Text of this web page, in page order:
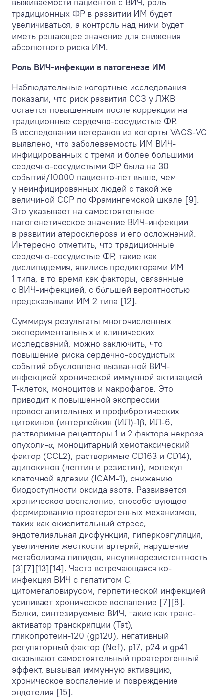
традиционных ФР в развитии ИМ будет
увеличиваться, а контроль над ними будет
иметь решающее значение для снижения
абсолютного риска ИМ.
Роль ВИЧ-инфекции в патогенезе ИМ
Наблюдательные когортные исследования
показали, что риск развития ССЗ у ЛЖВ
остается повышенным после коррекции на
традиционные сердечно-сосудистые ФР.
В исследовании ветеранов из когорты VACS-VC
выявлено, что заболеваемость ИМ ВИЧ-
инфицированных с тремя и более большими
сердечно-сосудистыми ФР была на 30
событий/10000 пациенто-лет выше, чем
у неинфицированных людей с такой же
величиной ССР по Фрамингемской шкале [9].
Это указывает на самостоятельное
патогенетическое значение ВИЧ-инфекции
в развитии атеросклероза и его осложнений.
Интересно отметить, что традиционные
сердечно-сосудистые ФР, такие как
дислипидемия, явились предикторами ИМ
1 типа, в то время как факторы, связанные
с ВИЧ-инфекцией, с бόльшей вероятностью
предсказывали ИМ 2 типа [12].
Суммируя результаты многочисленных
экспериментальных и клинических
исследований, можно заключить, что
повышение риска сердечно-сосудистых
событий обусловлено вызванной ВИЧ-
инфекцией хронической иммунной активацией
Т-клеток, моноцитов и макрофагов. Это
приводит к повышенной экспрессии
провоспалительных и профибротических
цитокинов (интерлейкин (ИЛ)-1β, ИЛ-6,
растворимые рецепторы 1 и 2 фактора некроза
опухоли-α, моноцитарный хемотаксический
фактор (CCL2), растворимые CD163 и CD14),
адипокинов (лептин и резистин), молекул
клеточной адгезии (ICAM-1), снижению
биодоступности оксида азота. Развивается
хроническое воспаление, способствующее
формированию проатерогенных механизмов,
таких как окислительный стресс,
эндотелиальная дисфункция, гиперкоагуляция,
увеличение жесткости артерий, нарушение
метаболизма липидов, инсулинорезистентность
[3][7][13][14]. Часто встречающаяся ко-
инфекция ВИЧ с гепатитом С,
цитомегаловирусом, герпетической инфекцией
усиливает хроническое воспаление [7][8].
Белки, синтезируемые ВИЧ, такие как транс-
активатор транскрипции (Tat),
гликопротеин-120 (gp120), негативный
регуляторный фактор (Nef), p17, p24 и gp41
оказывают самостоятельный проатерогенный
эффект, вызывая иммунную активацию,
хроническое воспаление и повреждение
эндотелия [15].